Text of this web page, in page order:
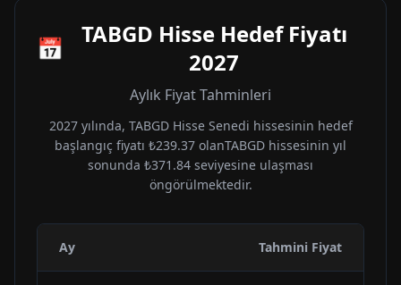
📅 TABGD Hisse Hedef Fiyatı
2027
Aylık Fiyat Tahminleri
2027yılında, TABGDHisse Senedi hissesinin hedef
başlangıç fiyatı ₺239.37 olanTABGD hissesinin yıl
sonunda ₺371.84 seviyesine ulaşması
öngörülmektedir.
Ay Tahmini Fiyat